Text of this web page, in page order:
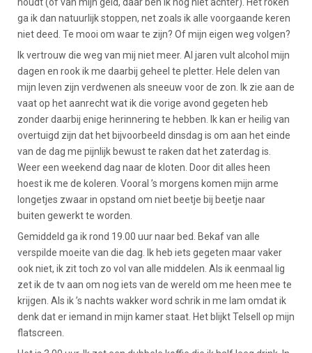
ga ik dan natuurlijk stoppen, net zoals ik alle voorgaande keren
niet deed. Te mooi om waar te zijn? Of mijn eigen weg volgen?
Ik vertrouw die weg van mij niet meer. Al jaren vult alcohol mijn
dagen en rook ik me daarbij geheel te pletter. Hele delen van
mijn leven zijn verdwenen als sneeuw voor de zon. Ik zie aan de
vaat op het aanrecht wat ik die vorige avond gegeten heb
zonder daarbij enige herinnering te hebben. Ik kan er heilig van
overtuigd zijn dat het bijvoorbeeld dinsdag is om aan het einde
van de dag me pijnlijk bewust te raken dat het zaterdag is.
Weer een weekend dag naar de kloten. Door dit alles heen
hoest ik me de koleren. Vooral ’s morgens komen mijn arme
longetjes zwaar in opstand om niet beetje bij beetje naar
buiten gewerkt te worden.
Gemiddeld ga ik rond 19.00 uur naar bed. Bekaf van alle
verspilde moeite van die dag. Ik heb iets gegeten maar vaker
ook niet, ik zit toch zo vol van alle middelen. Als ik eenmaal lig
zet ik de tv aan om nog iets van de wereld om me heen mee te
krijgen. Als ik ’s nachts wakker word schrik in me lam omdat ik
denk dat er iemand in mijn kamer staat. Het blijkt Telsell op mijn
flatscreen.